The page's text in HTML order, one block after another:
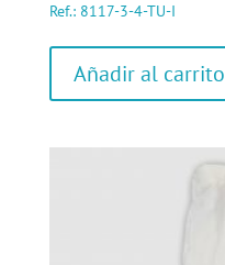
Ref.: 8117-3-4-TU-I
Añadir al carrito